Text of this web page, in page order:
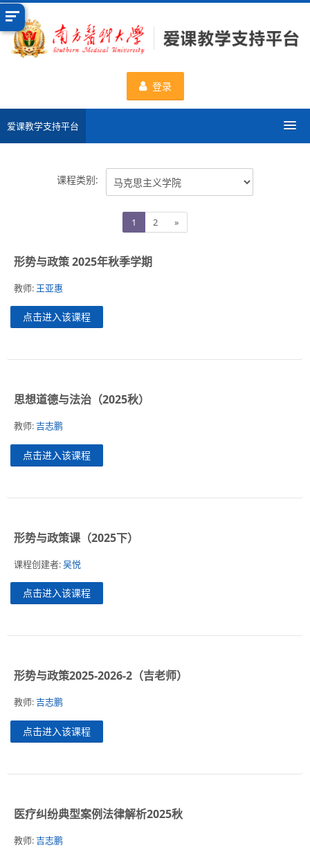
跳
到
登录
爱课教学支持平台
一流课程
使用帮助
课
程
课程类别:
1
1
2页
2
»下
一
形势与政策 2025年秋季学期
教师: 王亚惠
点击进入该课程
思想道德与法治（2025秋）
教师:吉志鹏
点击进入该课程
形势与政策课（2025下）
课程创建者:吴悦
点击进入该课程
形势与政策2025-2026-2（吉老师）
教师:吉志鹏
点击进入该课程
医疗纠纷典型案例法律解析2025秋
教师:吉志鹏